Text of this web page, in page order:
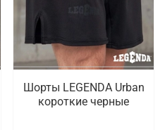
отличаются
Проводится доставка
Шорты LEGENDA Urban
короткие черные